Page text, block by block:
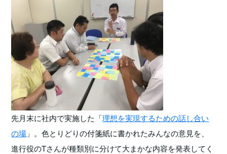
先月末に社内で実施した「理想を実現するための話し合い
の場 」。色とりどりの付箋紙に書かれたみんなの意見を、
進行役のTさんが種類別に分けて大まかな内容を発表してく